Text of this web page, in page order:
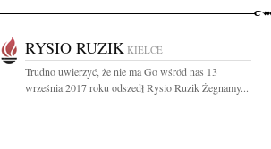
RYSIO RUZIK KIELCE
Trudno uwierzyć, że nie ma Go wśród nas 13
września 2017 roku odszedł Rysio Ruzik Żegnamy...